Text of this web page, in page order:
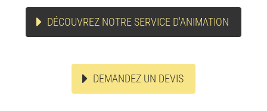
DÉCOUVREZ NOTRE SERVICE D'ANIMATION
DEMANDEZ UN DEVIS